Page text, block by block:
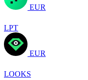
EUR
LPT
EUR
LOOKS